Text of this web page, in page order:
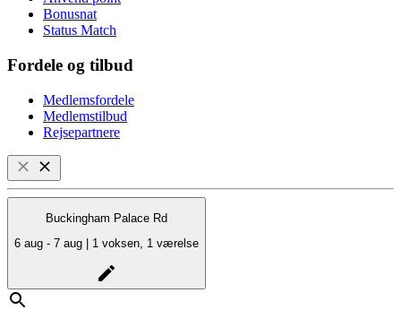
Bonusnat
Status Match
Fordele og tilbud
Medlemsfordele
Medlemstilbud
Rejsepartnere
Buckingham Palace Rd
6 aug - 7 aug | 1 voksen, 1 værelse